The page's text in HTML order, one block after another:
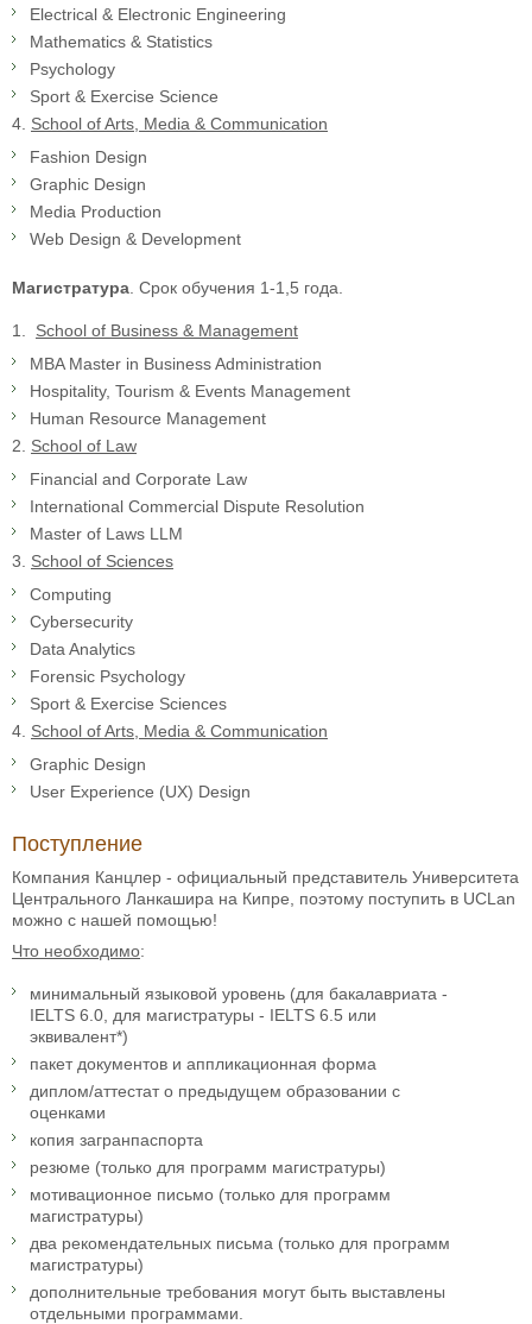
Electrical & Electronic Engineering
Mathematics & Statistics
Psychology
Sport & Exercise Science
4. School of Arts, Media & Communication
Fashion Design
Graphic Design
Media Production
Web Design & Development
Магистратура . Срок обучения 1-1,5 года.
1. School of Business & Management
MBA Master in Business Administration
Hospitality, Tourism & Events Management
Human Resource Management
2. School of Law
Financial and Corporate Law
International Commercial Dispute Resolution
Master of Laws LLM
3. School of Sciences
Computing
Cybersecurity
Data Analytics
Forensic Psychology
Sport & Exercise Sciences
4. School of Arts, Media & Communication
Graphic Design
User Experience (UX) Design
Поступление
Компания Канцлер - официальный представитель Университета
Центрального Ланкашира на Кипре, поэтому поступить в UCLan
можно с нашей помощью!
Что необходимо:
минимальный языковой уровень (для бакалавриата -
IELTS 6.0, для магистратуры - IELTS 6.5 или
эквивалент*)
пакет документов и аппликационная форма
диплом/аттестат о предыдущем образовании с
оценками
копия загранпаспорта
резюме (только для программ магистратуры)
мотивационное письмо (только для программ
магистратуры)
два рекомендательных письма (только для программ
магистратуры)
дополнительные требования могут быть выставлены
отдельными программами.